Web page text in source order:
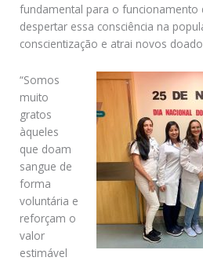
fundamental para o funcionamento
despertar essa consciência na
conscientização e atrai novos
“Somos
muito
gratos
àqueles
que doam
sangue de
forma
voluntária e
reforçam o
valor
estimável